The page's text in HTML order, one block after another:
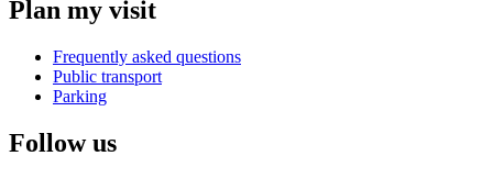
Plan my visit
Frequently asked questions
Public transport
Parking
Follow us